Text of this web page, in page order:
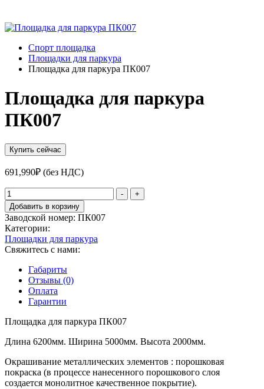
Спорт площадка
Площадки для паркура
Площадка для паркура ПК007
Площадка для паркура
ПК007
Купить сейчас
691,990₽ (без НДС)
Количество
товара
Площадка
для
паркура
ПК007
-
+
Добавить в корзину
Заводской номер: ПК007
Категории:
Площадки для паркура
Свяжитесь с нами:
Габариты
Отзывы (0)
Оплата
Гарантии
Площадка для паркура ПК007
Длина 6200мм. Ширина 5000мм. Высота 2000мм.
Окрашивание металлических элементов : порошковая
покраска (в процессе нанесенного порошкового слоя
создается монолитное качественное покрытие).